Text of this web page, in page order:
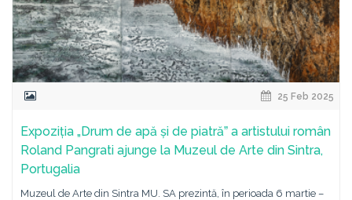
25 Feb 2025
Expoziția „Drum de apă și de piatrăˮ a artistului român
Roland Pangrati ajunge la Muzeul de Arte din Sintra,
Portugalia
Muzeul de Arte din Sintra MU. SA prezintă, în perioada 6 martie –